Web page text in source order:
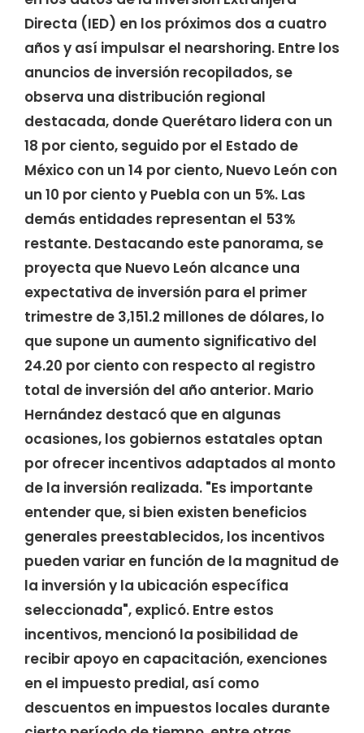
Directa (IED) en los próximos dos a cuatro
años y así impulsar el nearshoring. Entre los
anuncios de inversión recopilados, se
observa una distribución regional
destacada, donde Querétaro lidera con un
18 por ciento, seguido por el Estado de
México con un 14 por ciento, Nuevo León con
un 10 por ciento y Puebla con un 5%. Las
demás entidades representan el 53%
restante. Destacando este panorama, se
proyecta que Nuevo León alcance una
expectativa de inversión para el primer
trimestre de 3,151.2 millones de dólares, lo
que supone un aumento significativo del
24.20 por ciento con respecto al registro
total de inversión del año anterior. Mario
Hernández destacó que en algunas
ocasiones, los gobiernos estatales optan
por ofrecer incentivos adaptados al monto
de la inversión realizada. "Es importante
entender que, si bien existen beneficios
generales preestablecidos, los incentivos
pueden variar en función de la magnitud de
la inversión y la ubicación específica
seleccionada", explicó. Entre estos
incentivos, mencionó la posibilidad de
recibir apoyo en capacitación, exenciones
en el impuesto predial, así como
descuentos en impuestos locales durante